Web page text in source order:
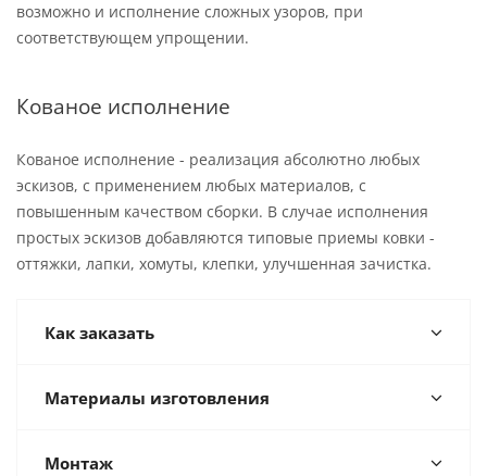
возможно и исполнение сложных узоров, при
соответствующем упрощении.
Кованое исполнение
Кованое исполнение - реализация абсолютно любых
эскизов, с применением любых материалов, с
повышенным качеством сборки. В случае исполнения
простых эскизов добавляются типовые приемы ковки -
оттяжки, лапки, хомуты, клепки, улучшенная зачистка.
Как заказать
Материалы изготовления
Монтаж